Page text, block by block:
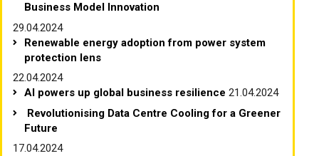
Business Model Innovation
29.04.2024
Renewable energy adoption from power system
protection lens
22.04.2024
AI powers up global business resilience 21.04.2024
Revolutionising Data Centre Cooling for a Greener
Future
17.04.2024